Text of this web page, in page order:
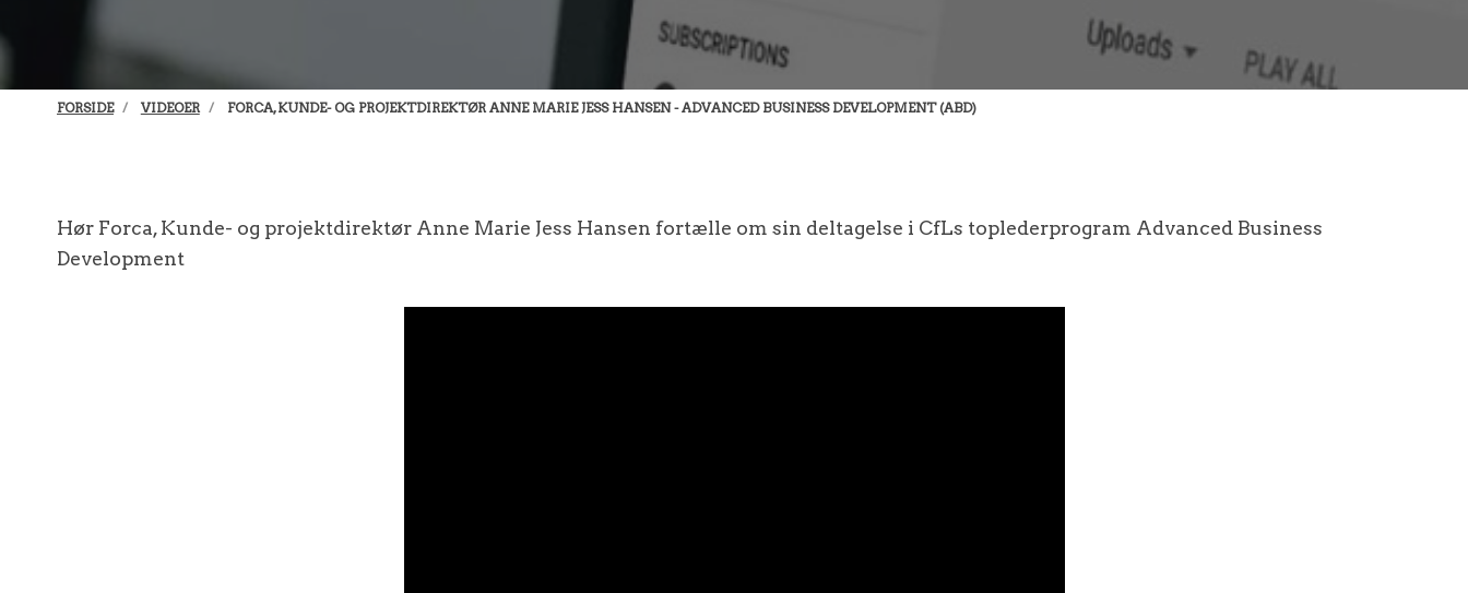
FORSIDE VIDEOER FORCA, KUNDE- OG PROJEKTDIREKTØR ANNE MARIE JESS HANSEN - ADVANCED BUSINESS DEVELOPMENT (ABD)
Hør Forca, Kunde- og projektdirektør Anne Marie Jess Hansen fortælle om sin deltagelse i CfLs toplederprogram Advanced Business
Development